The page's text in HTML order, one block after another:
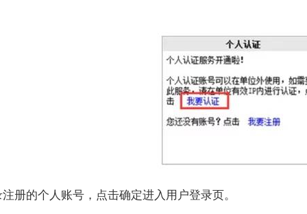
册的个人账号，点击确定进入用户登录页。